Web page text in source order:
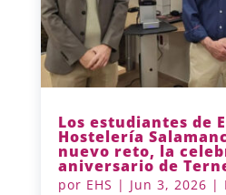
Los estudiantes de
Hostelería
nuevo reto, la
aniversario de
por EHS | Jun 3, 2026 |